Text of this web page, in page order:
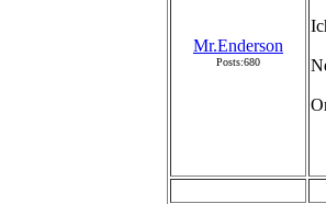
Mr.Enderson
Posts:680